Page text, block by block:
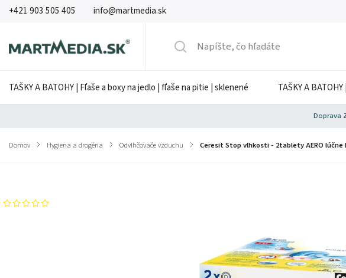
+421 903 505 405 info@martmedia.sk
TAŠKY A BATOHY | Fľaše a boxy na jedlo | fľaše na pitie | sklenené TAŠKY A
Doprava
Domov / Hygiena a drogéria / Odvlhčovače vzduchu / Ceresit Stop vlhkosti - 2tablety AERO lúčne